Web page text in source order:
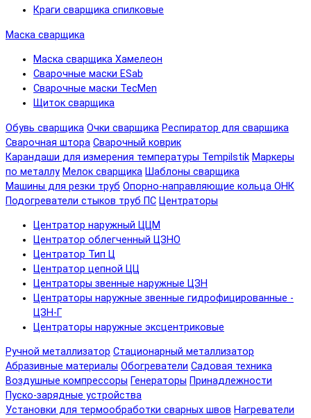
Краги сварщика спилковые
Маска сварщика
Маска сварщика Хамелеон
Сварочные маски ESab
Сварочные маски TecMen
Щиток сварщика
Обувь сварщика Очки сварщика Респиратор для сварщика
Сварочная штора Сварочный коврик
Карандаши для измерения температуры Tempilstik Маркеры
по металлу Мелок сварщика Шаблоны сварщика
Машины для резки труб Опорно-направляющие кольца ОНК
Подогреватели стыков труб ПС Центраторы
Центратор наружный ЦЦМ
Центратор облегченный ЦЗНО
Центратор Тип Ц
Центратор цепной ЦЦ
Центраторы звенные наружные ЦЗН
Центраторы наружные звенные гидрофицированные -
ЦЗН-Г
Центраторы наружные эксцентриковые
Ручной металлизатор Стационарный металлизатор
Абразивные материалы Обогреватели Садовая техника
Воздушные компрессоры Генераторы Принадлежности
Пуско-зарядные устройства
Установки для термообработки сварных швов Нагреватели